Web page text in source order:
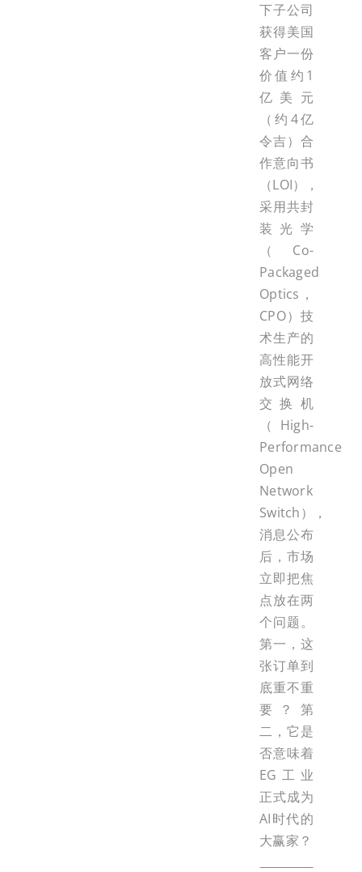
下子公司
获得美国
客户一份
价值约1
亿美元
（约4亿
令吉）合
作意向书
（LOI），
采用共封
装光学
（Co-
Packaged
Optics，
CPO）技
术生产的
高性能开
放式网络
交换机
（High-
Performance
Open
Network
Switch），
消息公布
后，市场
立即把焦
点放在两
个问题。
第一，这
张订单到
底重不重
要？第
二，它是
否意味着
EG工业
正式成为
AI时代的
大赢家？